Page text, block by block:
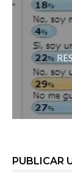
PUBLICAR